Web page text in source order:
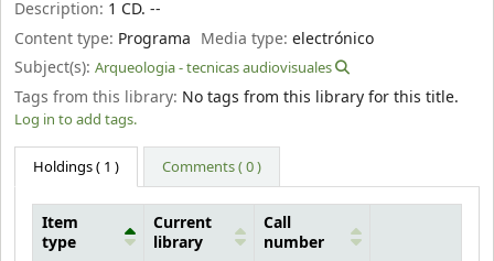
Description: 1 CD. --
Content type: Programa Media type:electrónico
Subject(s): Arqueologia - tecnicas audiovisuales
Tags from this library: No tags from this library for this title.
Log in to add tags.
Holdings( 1 ) Comments ( 0 )
Item
type
Current
library
Call
number